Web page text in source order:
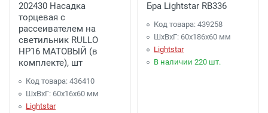
202430 Насадка
торцевая с
рассеивателем на
светильник RULLO
HP16 МАТОВЫЙ (в
комплекте), шт
Код товара: 436410
ШхВхГ: 60x16x60 мм
Lightstar
Бра Lightstar RB336
Код товара: 439258
ШхВхГ: 60x186x60 мм
Lightstar
В наличии 220 шт.